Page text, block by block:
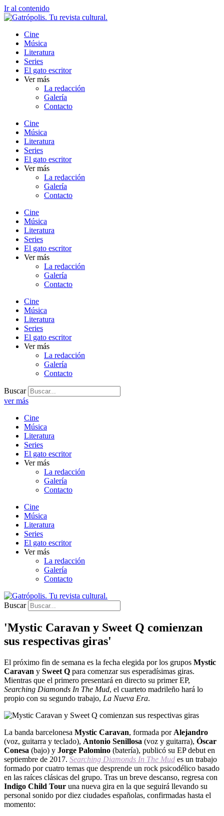
Ir al contenido
Cine
Música
Literatura
Series
El gato escritor
Ver más
La redacción
Galería
Contacto
Cine
Música
Literatura
Series
El gato escritor
Ver más
La redacción
Galería
Contacto
Cine
Música
Literatura
Series
El gato escritor
Ver más
La redacción
Galería
Contacto
Cine
Música
Literatura
Series
El gato escritor
Ver más
La redacción
Galería
Contacto
Buscar
ver más
Cine
Música
Literatura
Series
El gato escritor
Ver más
La redacción
Galería
Contacto
Cine
Música
Literatura
Series
El gato escritor
Ver más
La redacción
Galería
Contacto
Buscar
'Mystic Caravan y Sweet Q comienzan
sus respectivas giras'
El próximo fin de semana es la fecha elegida por los grupos Mystic
Caravan y Sweet Q para comenzar sus esperadísimas giras.
Mientras que el primero presentará en directo su primer EP,
Searching Diamonds In The Mud, el cuarteto madrileño hará lo
propio con su segundo trabajo, La Nueva Era.
La banda barcelonesa Mystic Caravan, formada por Alejandro
(voz, guitarra y teclado), Antonio Senillosa (voz y guitarra), Óscar
Conesa (bajo) y Jorge Palomino (batería), publicó su EP debut en
septiembre de 2017. Searching Diamonds In The Mud es un trabajo
formado por cuatro temas que desprende un rock psicodélico basado
en las raíces clásicas del grupo. Tras un breve descanso, regresa con
Indigo Child Tour una nueva gira en la que seguirá llevando su
personal sonido por diez ciudades españolas, confirmadas hasta el
momento: